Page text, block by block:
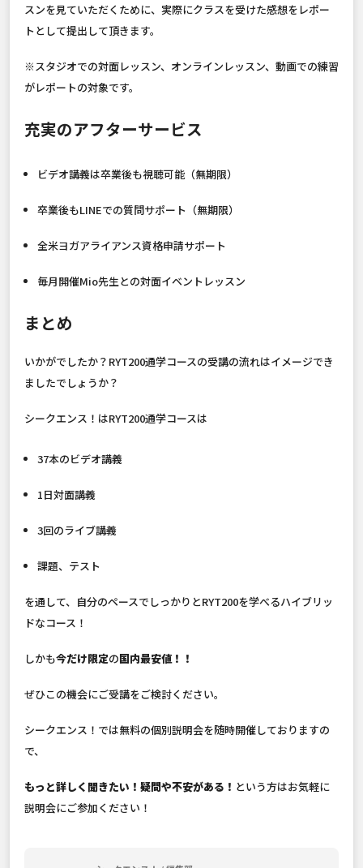
スンを見ていただくために、実際にクラスを受けた感想をレポー
トとして提出して頂きます。
※スタジオでの対面レッスン、オンラインレッスン、動画での練習
がレポートの対象です。
充実のアフターサービス
ビデオ講義は卒業後も視聴可能（無期限）
卒業後もLINEでの質問サポート（無期限）
全米ヨガアライアンス資格申請サポート
毎月開催Mio先生との対面イベントレッスン
まとめ
いかがでしたか？RYT200通学コースの受講の流れはイメージでき
ましたでしょうか？
シークエンス！はRYT200通学コースは
37本のビデオ講義
1日対面講義
3回のライブ講義
課題、テスト
を通して、自分のペースでしっかりとRYT200を学べるハイブリッ
ドなコース！
しかも今だけ限定の国内最安値！！
ぜひこの機会にご受講をご検討ください。
シークエンス！では無料の個別説明会を随時開催しておりますの
で、
もっと詳しく聞きたい！疑問や不安がある！ という方はお気軽に
説明会にご参加ください！